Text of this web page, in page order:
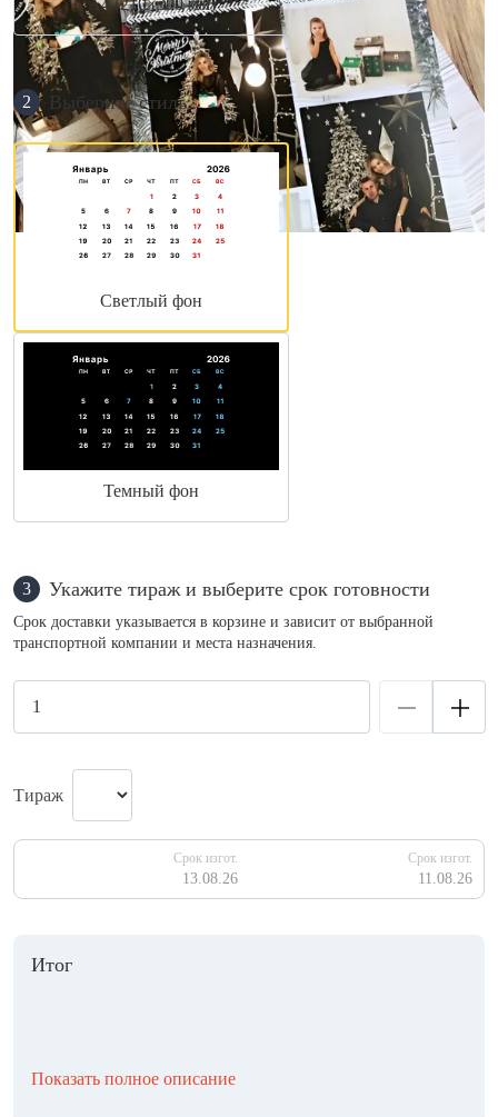
А4 (210×300 мм)
2 Выберите стиль
Светлый фон
Темный фон
3 Укажите тираж и выберите срок готовности
Срок доставки указывается в корзине и зависит от выбранной
транспортной компании и места назначения.
Тираж
Срок изгот.
13.08.26
Срок изгот.
11.08.26
Итог
Показать полное описание